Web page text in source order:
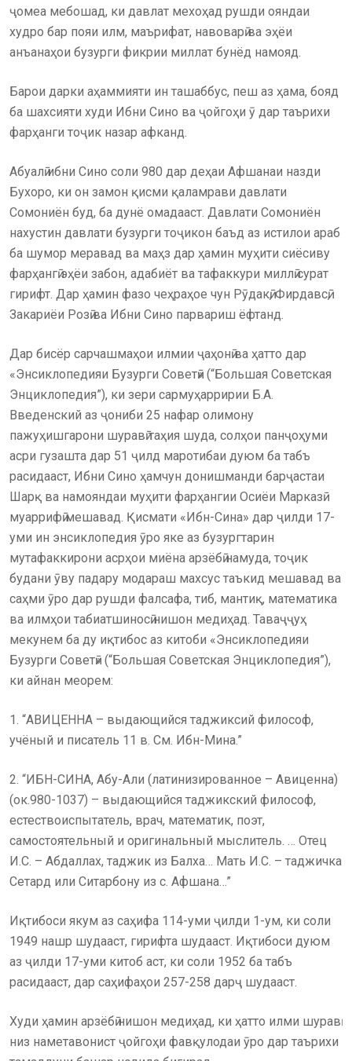
ҷомеа мебошад, ки давлат мехоҳад рушди ояндаи
худро бар пояи илм, маърифат, навоварӣ ва эҳёи
анъанаҳои бузурги фикрии миллат бунёд намояд.
Барои дарки аҳаммияти ин ташаббус, пеш аз ҳама, бояд
ба шахсияти худи Ибни Сино ва ҷойгоҳи ӯ дар таърихи
фарҳанги тоҷик назар афканд.
Абуалӣ ибни Сино соли 980 дар деҳаи Афшанаи назди
Бухоро, ки он замон қисми қаламрави давлати
Сомониён буд, ба дунё омадааст. Давлати Сомониён
нахустин давлати бузурги тоҷикон баъд аз истилои араб
ба шумор меравад ва маҳз дар ҳамин муҳити сиёсиву
фарҳангӣ эҳёи забон, адабиёт ва тафаккури миллӣ сурат
гирифт. Дар ҳамин фазо чеҳраҳое чун Рӯдакӣ, Фирдавсӣ,
Закариёи Розӣ ва Ибни Сино парвариш ёфтанд.
Дар бисёр сарчашмаҳои илмии ҷаҳонӣ ва ҳатто дар
«Энсиклопедияи Бузурги Советӣ» (“Большая Советская
Энциклопедия”), ки зери сармуҳарририи Б.А.
Введенский аз ҷониби 25 нафар олимону
пажуҳишгарони шуравӣ таҳия шуда, солҳои панҷоҳуми
асри гузашта дар 51 ҷилд маротибаи дуюм ба табъ
расидааст, Ибни Сино ҳамчун донишманди барҷастаи
Шарқ ва намояндаи муҳити фарҳангии Осиёи Марказӣ
муаррифӣ мешавад. Қисмати «Ибн-Сина» дар ҷилди 17-
уми ин энсиклопедия ӯро яке аз бузургтарин
мутафаккирони асрҳои миёна арзёбӣ намуда, тоҷик
будани ӯву падару модараш махсус таъкид мешавад ва
саҳми ӯро дар рушди фалсафа, тиб, мантиқ, математика
ва илмҳои табиатшиносӣ нишон медиҳад. Таваҷҷуҳ
мекунем ба ду иқтибос аз китоби «Энсиклопедияи
Бузурги Советӣ» (“Большая Советская Энциклопедия”),
ки айнан меорем:
1. “АВИЦЕННА – выдающийся таджиксий философ,
учёный и писатель 11 в. См. Ибн-Мина.”
2. “ИБН-СИНА, Абу-Али (латинизированное – Авиценна)
(ок.980-1037) – выдающийся таджикский философ,
естествоиспытатель, врач, математик, поэт,
самостоятельный и оригинальный мыслитель. … Отец
И.С. – Абдаллах, таджик из Балха… Мать И.С. – таджичка
Сетард или Ситарбону из с. Афшана…”
Иқтибоси якум аз саҳифа 114-уми ҷилди 1-ум, ки соли
1949 нашр шудааст, гирифта шудааст. Иқтибоси дуюм
аз ҷилди 17-уми китоб аст, ки соли 1952 ба табъ
расидааст, дар саҳифаҳои 257-258 дарҷ шудааст.
Худи ҳамин арзёбӣ нишон медиҳад, ки ҳатто илми шуравӣ
низ наметавонист ҷойгоҳи фавқулодаи ӯро дар таърихи